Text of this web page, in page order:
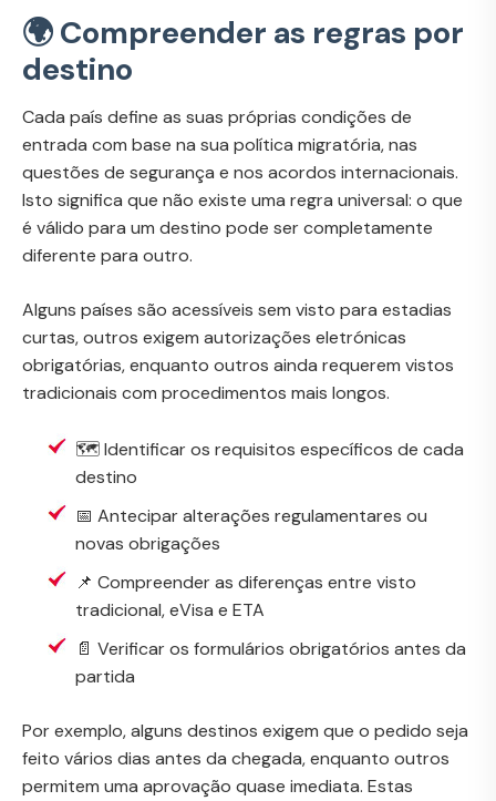
🌍 Compreender as regras por
destino
Cada país define as suas próprias condições de
entrada com base na sua política migratória, nas
questões de segurança e nos acordos internacionais.
Isto significa que não existe uma regra universal: o que
é válido para um destino pode ser completamente
diferente para outro.
Alguns países são acessíveis sem visto para estadias
curtas, outros exigem autorizações eletrónicas
obrigatórias, enquanto outros ainda requerem vistos
tradicionais com procedimentos mais longos.
🗺️ Identificar os requisitos específicos de cada
destino
📅 Antecipar alterações regulamentares ou
novas obrigações
📌 Compreender as diferenças entre visto
tradicional, eVisa e ETA
📄 Verificar os formulários obrigatórios antes da
partida
Por exemplo, alguns destinos exigem que o pedido seja
feito vários dias antes da chegada, enquanto outros
permitem uma aprovação quase imediata. Estas